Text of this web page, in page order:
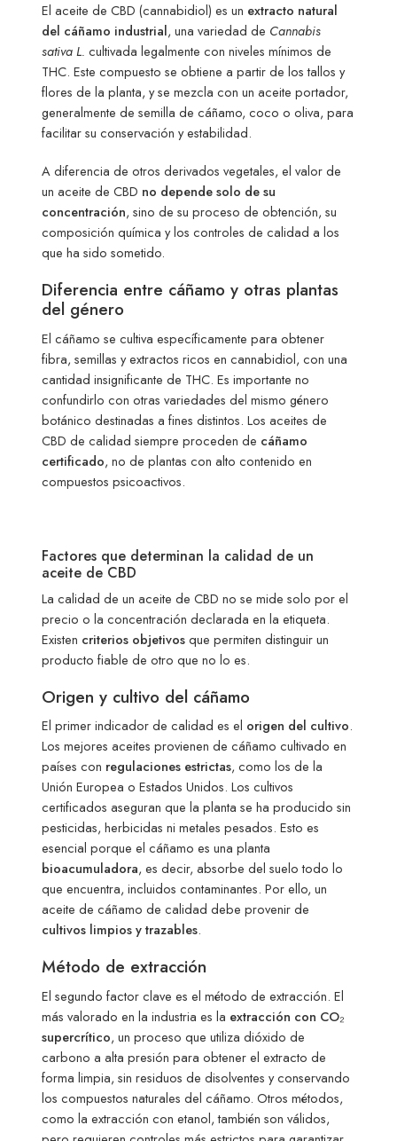
El aceite de CBD (cannabidiol) es un extracto natural
del cáñamo industrial, una variedad de Cannabis
sativa L. cultivada legalmente con niveles mínimos de
THC. Este compuesto se obtiene a partir de los tallos y
flores de la planta, y se mezcla con un aceite portador,
generalmente de semilla de cáñamo, coco o oliva, para
facilitar su conservación y estabilidad.
A diferencia de otros derivados vegetales, el valor de
un aceite de CBD no depende solo de su
concentración, sino de su proceso de obtención, su
composición química y los controles de calidad a los
que ha sido sometido.
Diferencia entre cáñamo y otras plantas
del género
El cáñamo se cultiva específicamente para obtener
fibra, semillas y extractos ricos en cannabidiol, con una
cantidad insignificante de THC. Es importante no
confundirlo con otras variedades del mismo género
botánico destinadas a fines distintos. Los aceites de
CBD de calidad siempre proceden de cáñamo
certificado, no de plantas con alto contenido en
compuestos psicoactivos.
Factores que determinan la calidad de un
aceite de CBD
La calidad de un aceite de CBD no se mide solo por el
precio o la concentración declarada en la etiqueta.
Existen criterios objetivosque permiten distinguir un
producto fiable de otro que no lo es.
Origen y cultivo del cáñamo
El primer indicador de calidad es el origen del cultivo.
Los mejores aceites provienen de cáñamo cultivado en
países con regulaciones estrictas, como los de la
Unión Europea o Estados Unidos. Los cultivos
certificados aseguran que la planta se ha producido sin
pesticidas, herbicidas ni metales pesados. Esto es
esencial porque el cáñamo es una planta
bioacumuladora, es decir, absorbe del suelo todo lo
que encuentra, incluidos contaminantes. Por ello, un
aceite de cáñamo de calidad debe provenir de
cultivos limpios y trazables.
Método de extracción
El segundo factor clave es el método de extracción. El
más valorado en la industria es la extracción con CO₂
supercrítico, un proceso que utiliza dióxido de
carbono a alta presión para obtener el extracto de
forma limpia, sin residuos de disolventes y conservando
los compuestos naturales del cáñamo. Otros métodos,
como la extracción con etanol, también son válidos,